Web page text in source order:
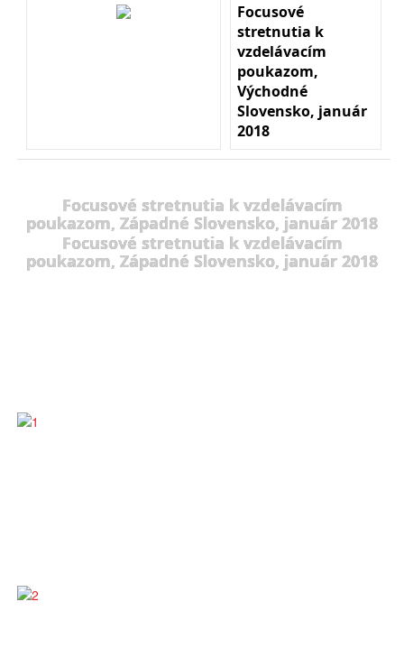
Focusové
stretnutia k
vzdelávacím
poukazom,
Východné
Slovensko, január
2018
Focusové stretnutia k vzdelávacím
poukazom, Západné Slovensko, január 2018
Focusové stretnutia k vzdelávacím
poukazom, Západné Slovensko, január 2018